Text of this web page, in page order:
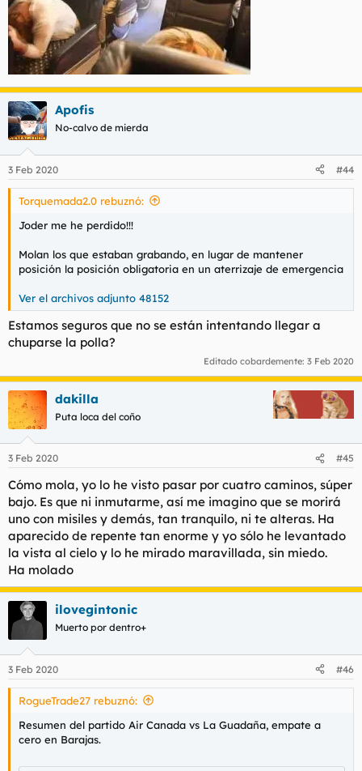
Apofis
No-calvo de mierda
3 Feb 2020 #44
Torquemada2.0 rebuznó:
Joder me he perdido!!!
Molan los que estaban grabando, en lugar de mantener
posición la posición obligatoria en un aterrizaje de emergencia
Ver el archivos adjunto 48152
Estamos seguros que no se están intentando llegar a
chuparse la polla?
Editado cobardemente: 3 Feb 2020
dakilla
Puta loca del coño
3 Feb 2020 #45
Cómo mola, yo lo he visto pasar por cuatro caminos, súper
bajo. Es que ni inmutarme, así me imagino que se morirá
uno con misiles y demás, tan tranquilo, ni te alteras. Ha
aparecido de repente tan enorme y yo sólo he levantado
la vista al cielo y lo he mirado maravillada, sin miedo.
Ha molado
ilovegintonic
Muerto por dentro+
3 Feb 2020 #46
RogueTrade27 rebuznó:
Resumen del partido Air Canada vs La Guadaña, empate a
cero en Barajas.